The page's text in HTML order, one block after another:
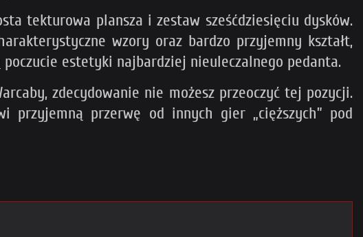
tekturowa plansza i zestaw sześćdziesięciu dysków.
wzory oraz bardzo przyjemny kształt,
estetyki najbardziej nieuleczalnego pedanta.
zdecydowanie nie możesz przeoczyć tej pozycji.
przyjemną przerwę od innych gier „cięższych” pod